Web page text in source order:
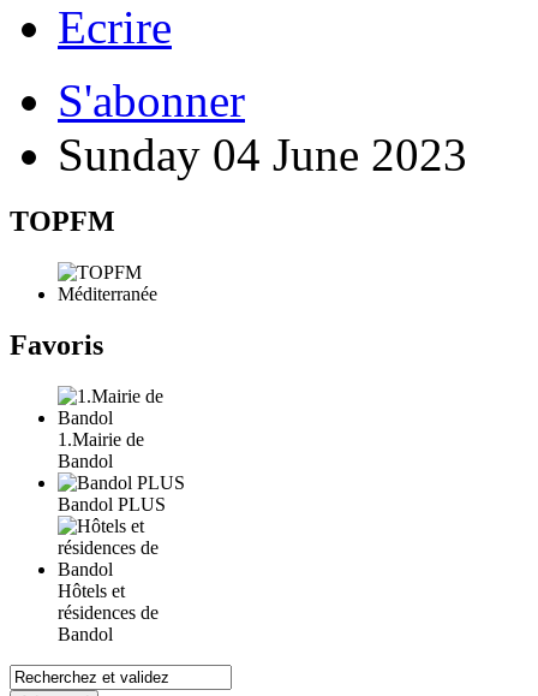
Ecrire
S'abonner
Sunday 04 June 2023
TOPFM
Favoris
1.Mairie de
Bandol
Bandol PLUS
Hôtels et
résidences de
Bandol